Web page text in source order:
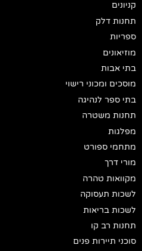
קניונים
תחנות דלק
ספריות
מוזיאונים
בתי אבות
מוסכים ומכוני רישוי
בתי ספר לנהיגה
תחנות משטרה
מפלגות
מתחמי ספורט
מורי דרך
מקוואות טהרה
לשכות תעסוקה
לשכות בריאות
תחנות רב קו
סוכני תיירות פנים